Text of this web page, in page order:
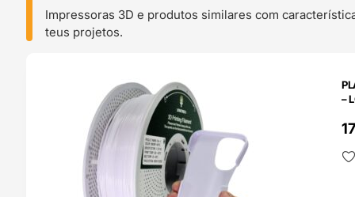
Impressoras 3D e produtos similares com
teus projetos.
–